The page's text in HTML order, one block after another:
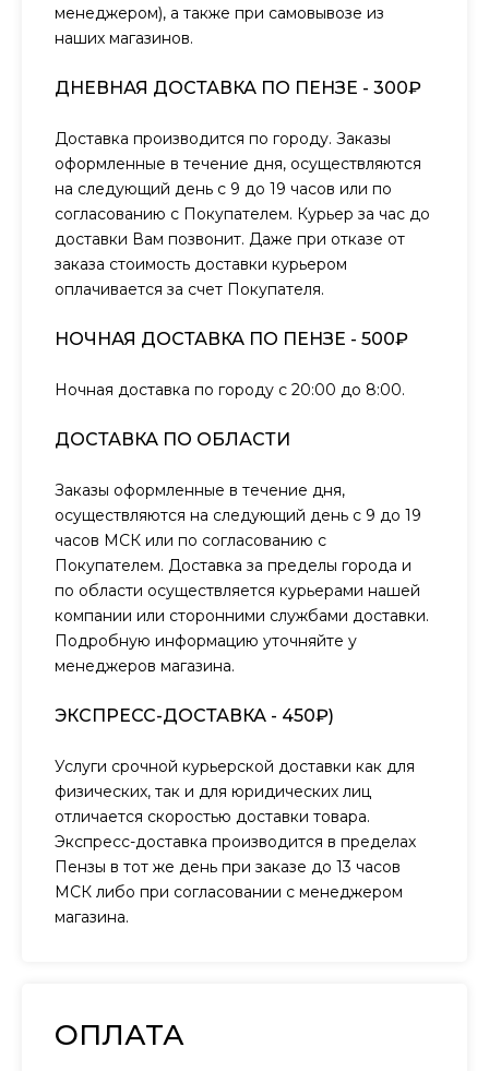
менеджером), а также при самовывозе из
наших магазинов.
ДНЕВНАЯ ДОСТАВКА ПО ПЕНЗЕ - 300₽
Доставка производится по городу. Заказы
оформленные в течение дня, осуществляются
на следующий день с 9 до 19 часов или по
согласованию с Покупателем. Курьер за час до
доставки Вам позвонит. Даже при отказе от
заказа стоимость доставки курьером
оплачивается за счет Покупателя.
НОЧНАЯ ДОСТАВКА ПО ПЕНЗЕ - 500₽
Ночная доставка по городу с 20:00 до 8:00.
ДОСТАВКА ПО ОБЛАСТИ
Заказы оформленные в течение дня,
осуществляются на следующий день с 9 до 19
часов МСК или по согласованию с
Покупателем. Доставка за пределы города и
по области осуществляется курьерами нашей
компании или сторонними службами доставки.
Подробную информацию уточняйте у
менеджеров магазина.
ЭКСПРЕСС-ДОСТАВКА - 450₽)
Услуги срочной курьерской доставки как для
физических, так и для юридических лиц
отличается скоростью доставки товара.
Экспресс-доставка производится в пределах
Пензы в тот же день при заказе до 13 часов
МСК либо при согласовании с менеджером
магазина.
ОПЛАТА